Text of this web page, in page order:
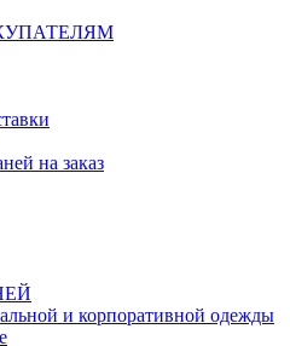
на заказ
и корпоративной одежды